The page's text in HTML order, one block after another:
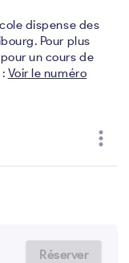
dispense des
Pour plus
un cours de
Voir le numéro
more_vert
Réserver